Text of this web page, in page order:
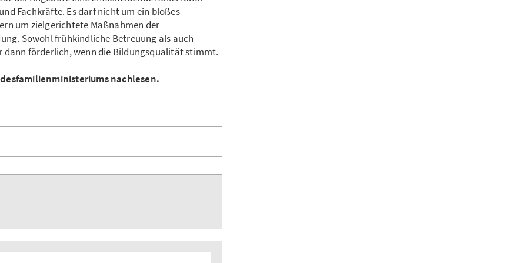
Fachkräfte. Es darf nicht um ein bloßes
um zielgerichtete Maßnahmen der
Sowohl frühkindliche Betreuung als auch
dann förderlich, wenn die Bildungsqualität stimmt.
nachlesen.